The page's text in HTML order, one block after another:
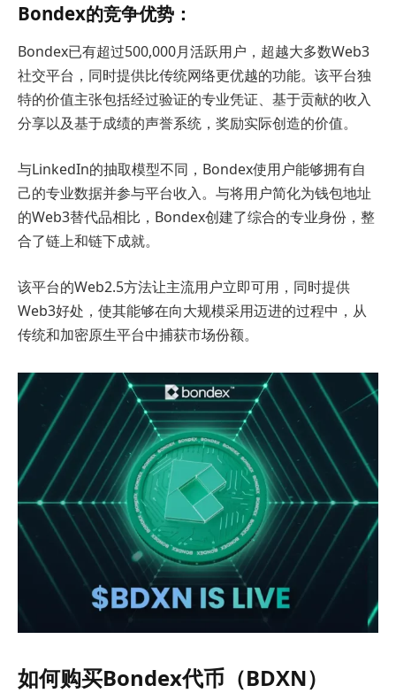
Bondex的竞争优势：
Bondex已有超过500,000月活跃用户，超越大多数Web3
社交平台，同时提供比传统网络更优越的功能。该平台独
特的价值主张包括经过验证的专业凭证、基于贡献的收入
分享以及基于成绩的声誉系统，奖励实际创造的价值。
与LinkedIn的抽取模型不同，Bondex使用户能够拥有自
己的专业数据并参与平台收入。与将用户简化为钱包地址
的Web3替代品相比，Bondex创建了综合的专业身份，整
合了链上和链下成就。
该平台的Web2.5方法让主流用户立即可用，同时提供
Web3好处，使其能够在向大规模采用迈进的过程中，从
传统和加密原生平台中捕获市场份额。
如何购买Bondex代币（BDXN）